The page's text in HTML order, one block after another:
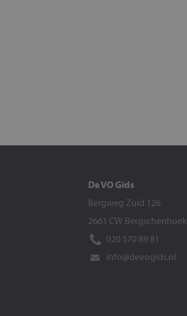
De VO Gids
Bergweg Zuid 126
2661 CW Bergschenhoek
020 570 89 81
info@devogids.nl